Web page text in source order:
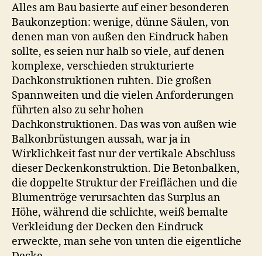
Alles am Bau basierte auf einer besonderen
Baukonzeption: wenige, dünne Säulen, von
denen man von außen den Eindruck haben
sollte, es seien nur halb so viele, auf denen
komplexe, verschieden strukturierte
Dachkonstruktionen ruhten. Die großen
Spannweiten und die vielen Anforderungen
führten also zu sehr hohen
Dachkonstruktionen. Das was von außen wie
Balkonbrüstungen aussah, war ja in
Wirklichkeit fast nur der vertikale Abschluss
dieser Deckenkonstruktion. Die Betonbalken,
die doppelte Struktur der Freiflächen und die
Blumentröge verursachten das Surplus an
Höhe, während die schlichte, weiß bemalte
Verkleidung der Decken den Eindruck
erweckte, man sehe von unten die eigentliche